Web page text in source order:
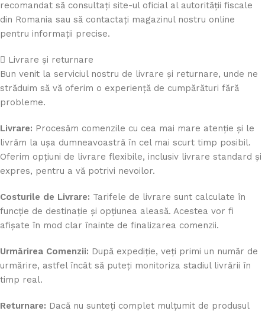
recomandat să consultați site-ul oficial al autorității fiscale
din Romania sau să contactați magazinul nostru online
pentru informații precise.
Livrare și returnare
Bun venit la serviciul nostru de livrare și returnare, unde ne
străduim să vă oferim o experiență de cumpărături fără
probleme.
Livrare: Procesăm comenzile cu cea mai mare atenție și le
livrăm la ușa dumneavoastră în cel mai scurt timp posibil.
Oferim opțiuni de livrare flexibile, inclusiv livrare standard și
expres, pentru a vă potrivi nevoilor.
Costurile de Livrare: Tarifele de livrare sunt calculate în
funcție de destinație și opțiunea aleasă. Acestea vor fi
afișate în mod clar înainte de finalizarea comenzii.
Urmărirea Comenzii: După expediție, veți primi un număr de
urmărire, astfel încât să puteți monitoriza stadiul livrării în
timp real.
Returnare: Dacă nu sunteți complet mulțumit de produsul